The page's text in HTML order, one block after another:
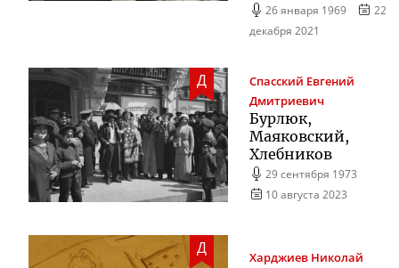
26 января 1969
22
декабря 2021
Д Спасский Евгений
Дмитриевич
Бурлюк,
Маяковский,
Хлебников
29 сентября 1973
10 августа 2023
Д
Харджиев Николай